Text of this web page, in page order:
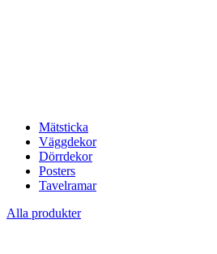
Mätsticka
Väggdekor
Dörrdekor
Posters
Tavelramar
Alla produkter